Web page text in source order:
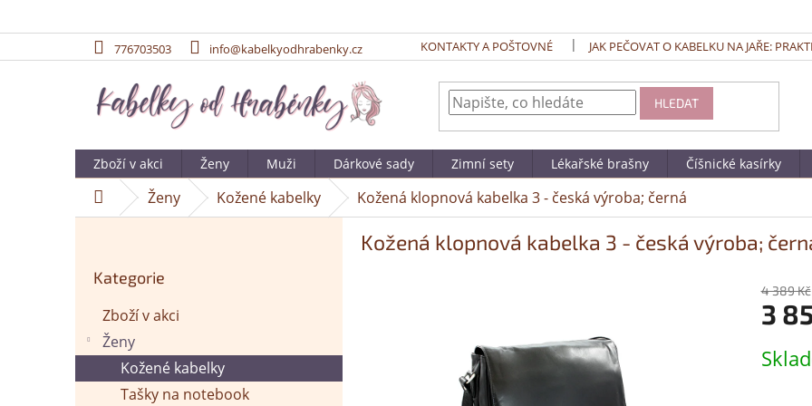
776703503 info@kabelkyodhrabenky.cz KONTAKTY A POŠTOVNÉ JAK PEČOVAT O KABELKU NA JAŘE:
HLEDAT
Zboží v akci Ženy Muži Dárkové sady Zimní sety Lékařské brašny Číšnické kasírky
DomůŽeny Kožené kabelky Kožená klopnová kabelka 3 - česká výroba; černá
í
kategorie
Kategorie
Zboží v akci
Ženy
Kožené kabelky
Tašky na notebook
Kožená klopnová kabelka 3 - česká výroba;
4 389 Kč
3
cena: